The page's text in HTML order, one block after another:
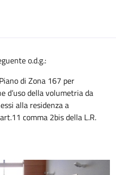
o.d.g.:
di Zona 167 per
d’uso della volumetria da
alla residenza a
comma 2bis della L.R.